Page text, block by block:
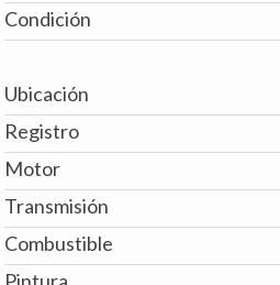
Condición
Ubicación
Registro
Motor
Transmisión
Combustible